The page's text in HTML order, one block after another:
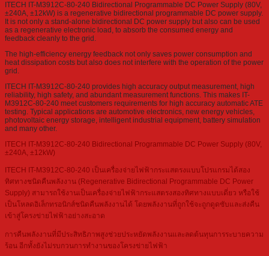
ITECH IT-M3912C-80-240 Bidirectional Programmable DC Power Supply (80V,
±240A, ±12kW) is a regenerative bidirectional programmable DC power supply.
It is not only a stand-alone bidirectional DC power supply but also can be used
as a regenerative electronic load, to absorb the consumed energy and
feedback cleanly to the grid.
The high-efficiency energy feedback not only saves power consumption and
heat dissipation costs but also does not interfere with the operation of the power
grid.
ITECH IT-M3912C-80-240 provides high accuracy output measurement, high
reliability, high safety, and abundant measurement functions. This makes IT-
M3912C-80-240 meet customers requirements for high accuracy automatic ATE
testing. Typical applications are automotive electronics, new energy vehicles,
photovoltaic energy storage, intelligent industrial equipment, battery simulation
and many other.
ITECH IT-M3912C-80-240 Bidirectional Programmable DC Power Supply (80V,
±240A, ±12kW)
ITECH IT-M3912C-80-240 เป็นเครื่องจ่ายไฟฟ้ากระแสตรงแบบโปรแกรมได้สอง
ทิศทางชนิดคืนพลังงาน (Regenerative Bidirectional Programmable DC Power
Supply) สามารถใช้งานเป็นเครื่องจ่ายไฟฟ้ากระแสตรงสองทิศทางแบบเดี่ยว หรือใช้
เป็นโหลดอิเล็กทรอนิกส์ชนิดคืนพลังงานได้ โดยพลังงานที่ถูกใช้จะถูกดูดซับและส่งคืน
เข้าสู่โครงข่ายไฟฟ้าอย่างสะอาด
การคืนพลังงานที่มีประสิทธิภาพสูงช่วยประหยัดพลังงานและลดต้นทุนการระบายความ
ร้อน อีกทั้งยังไม่รบกวนการทำงานของโครงข่ายไฟฟ้า